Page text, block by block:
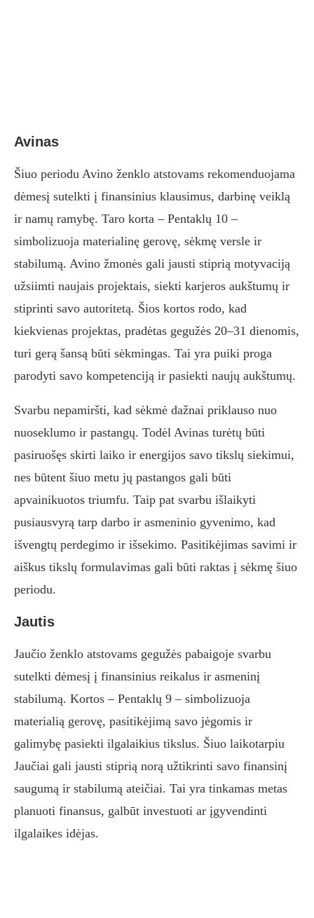
Avinas
Šiuo periodu Avino ženklo atstovams rekomenduojama
dėmesį sutelkti į finansinius klausimus, darbinę veiklą
ir namų ramybę. Taro korta – Pentaklų 10 –
simbolizuoja materialinę gerovę, sėkmę versle ir
stabilumą. Avino žmonės gali jausti stiprią motyvaciją
užsiimti naujais projektais, siekti karjeros aukštumų ir
stiprinti savo autoritetą. Šios kortos rodo, kad
kiekvienas projektas, pradėtas gegužės 20–31 dienomis,
turi gerą šansą būti sėkmingas. Tai yra puiki proga
parodyti savo kompetenciją ir pasiekti naujų aukštumų.
Svarbu nepamiršti, kad sėkmė dažnai priklauso nuo
nuoseklumo ir pastangų. Todėl Avinas turėtų būti
pasiruošęs skirti laiko ir energijos savo tikslų siekimui,
nes būtent šiuo metu jų pastangos gali būti
apvainikuotos triumfu. Taip pat svarbu išlaikyti
pusiausvyrą tarp darbo ir asmeninio gyvenimo, kad
išvengtų perdegimo ir išsekimo. Pasitikėjimas savimi ir
aiškus tikslų formulavimas gali būti raktas į sėkmę šiuo
periodu.
Jautis
Jaučio ženklo atstovams gegužės pabaigoje svarbu
sutelkti dėmesį į finansinius reikalus ir asmeninį
stabilumą. Kortos – Pentaklų 9 – simbolizuoja
materialią gerovę, pasitikėjimą savo jėgomis ir
galimybę pasiekti ilgalaikius tikslus. Šiuo laikotarpiu
Jaučiai gali jausti stiprią norą užtikrinti savo finansinį
saugumą ir stabilumą ateičiai. Tai yra tinkamas metas
planuoti finansus, galbūt investuoti ar įgyvendinti
ilgalaikes idėjas.